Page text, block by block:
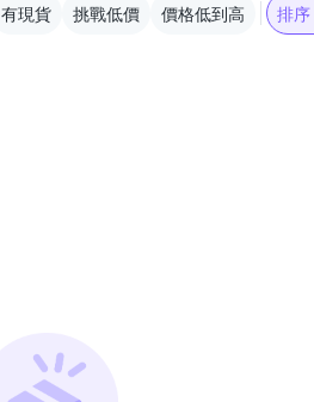
有現貨 挑戰低價 價格低到高 排序